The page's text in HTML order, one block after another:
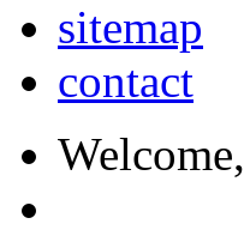
sitemap
contact
Welcome,